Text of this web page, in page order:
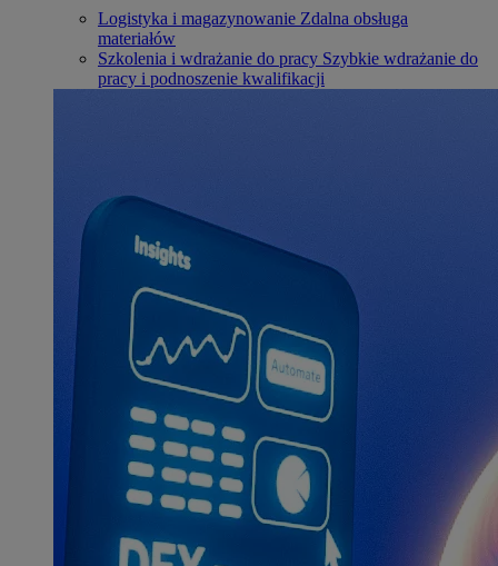
Logistyka i magazynowanie Zdalna obsługa
materiałów
Szkolenia i wdrażanie do pracy Szybkie wdrażanie do
pracy i podnoszenie kwalifikacji